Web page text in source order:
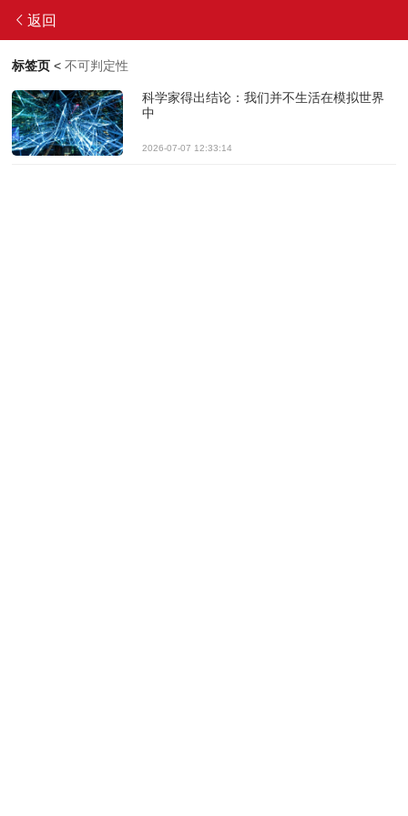
返回
标签页 <不可判定性
科学家得出结论：我们并不生活在模拟世界
中
2026-07-07 12:33:14